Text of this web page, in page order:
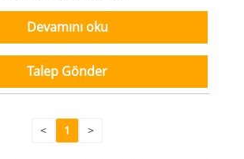
Devamını oku
Talep Gönder
< 1 >